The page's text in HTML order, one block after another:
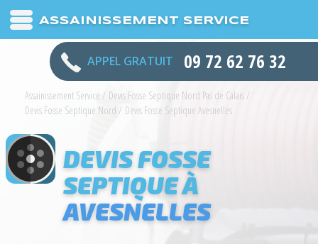
ASSAINISSEMENT SERVICE
APPEL GRATUIT 09 72 62 76 32
Assainissement Service / Devis Fosse Septique Nord Pas de Calais/
Devis Fosse Septique Nord / Devis Fosse Septique Avesnelles
DEVIS FOSSE
SEPTIQUE À
AVESNELLES